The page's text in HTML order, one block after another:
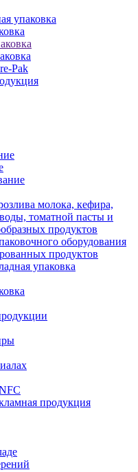
упаковка
Pak
молока, кефира,
томатной пасты и
продуктов
оборудования
продуктов
упаковка
продукция